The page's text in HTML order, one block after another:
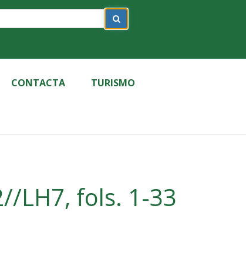
CONTACTA TURISMO
LH7, fols. 1-33